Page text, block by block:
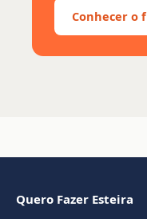
Conhecer o
Quero Fazer Esteira